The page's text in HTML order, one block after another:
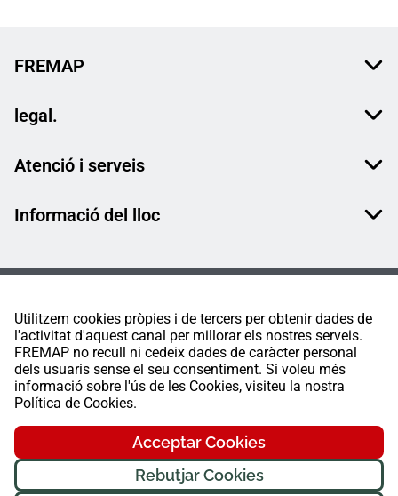
Utilitzem cookies pròpies i de tercers per obtenir dades de
l'activitat d'aquest canal per millorar els nostres serveis.
FREMAP no recull ni cedeix dades de caràcter personal
dels usuaris sense el seu consentiment. Si voleu més
informació sobre l'ús de les Cookies, visiteu la nostra
Política de Cookies.
Acceptar Cookies
Rebutjar Cookies
FREMAP
legal.
Atenció i serveis
Informació del lloc